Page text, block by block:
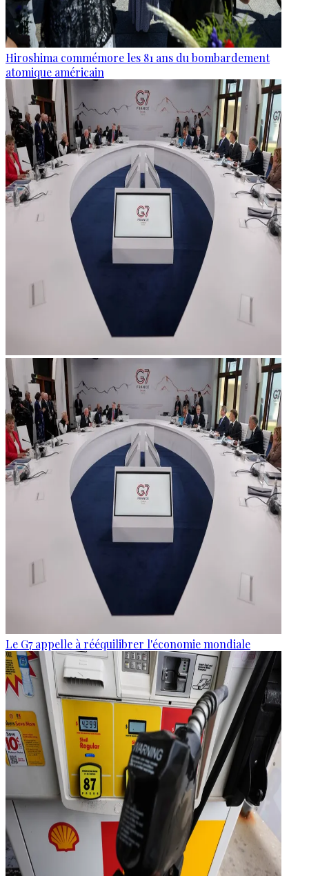
Hiroshima commémore les 81 ans du bombardement
atomique américain
Le G7 appelle à rééquilibrer l'économie mondiale